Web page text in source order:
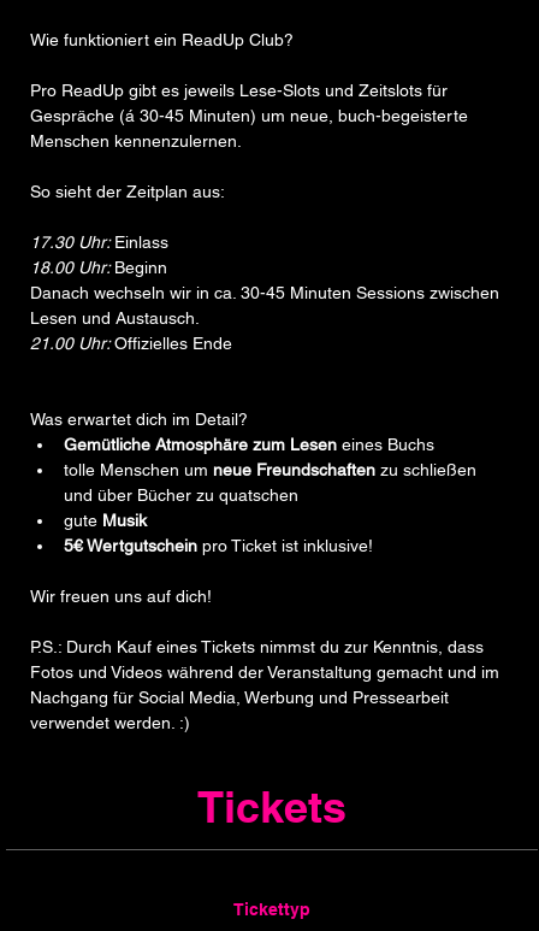
Wie funktioniert ein ReadUp Club?
Pro ReadUp gibt es jeweils Lese-Slots und Zeitslots für
Gespräche (á 30-45 Minuten) um neue, buch-begeisterte
Menschen kennenzulernen.
So sieht der Zeitplan aus:
17.30 Uhr: Einlass
18.00 Uhr: Beginn
Danach wechseln wir in ca. 30-45 Minuten Sessions zwischen
Lesen und Austausch.
21.00 Uhr: Offizielles Ende
Was erwartet dich im Detail?
Gemütliche Atmosphäre zum Lesen eines Buchs
tolle Menschen um neue Freundschaften zu schließen
und über Bücher zu quatschen
gute Musik
5€ Wertgutschein pro Ticket ist inklusive!
Wir freuen uns auf dich!
P.S.: Durch Kauf eines Tickets nimmst du zur Kenntnis, dass
Fotos und Videos während der Veranstaltung gemacht und im
Nachgang für Social Media, Werbung und Pressearbeit
verwendet werden. :)
Tickets
Tickettyp